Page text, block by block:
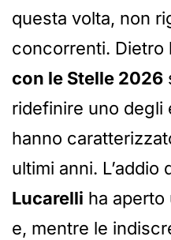
questa volta, non
concorrenti. Dietro
con le Stelle 2026
ridefinire uno degli
hanno
ultimi anni. L’addio
Lucarelli ha
e, mentre le